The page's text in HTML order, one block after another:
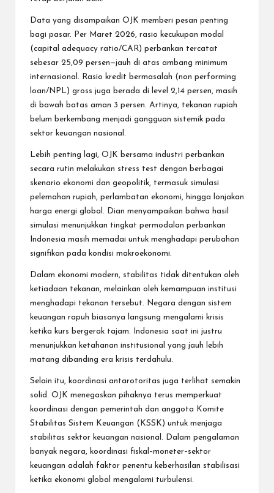
Data yang disampaikan OJK memberi pesan penting
bagi pasar. Per Maret 2026, rasio kecukupan modal
(capital adequacy ratio/CAR) perbankan tercatat
sebesar 25,09 persen—jauh di atas ambang minimum
internasional. Rasio kredit bermasalah (non performing
loan/NPL) gross juga berada di level 2,14 persen, masih
di bawah batas aman 3 persen. Artinya, tekanan rupiah
belum berkembang menjadi gangguan sistemik pada
sektor keuangan nasional.
Lebih penting lagi, OJK bersama industri perbankan
secara rutin melakukan stress test dengan berbagai
skenario ekonomi dan geopolitik, termasuk simulasi
pelemahan rupiah, perlambatan ekonomi, hingga lonjakan
harga energi global. Dian menyampaikan bahwa hasil
simulasi menunjukkan tingkat permodalan perbankan
Indonesia masih memadai untuk menghadapi perubahan
signifikan pada kondisi makroekonomi.
Dalam ekonomi modern, stabilitas tidak ditentukan oleh
ketiadaan tekanan, melainkan oleh kemampuan institusi
menghadapi tekanan tersebut. Negara dengan sistem
keuangan rapuh biasanya langsung mengalami krisis
ketika kurs bergerak tajam. Indonesia saat ini justru
menunjukkan ketahanan institusional yang jauh lebih
matang dibanding era krisis terdahulu.
Selain itu, koordinasi antarotoritas juga terlihat semakin
solid. OJK menegaskan pihaknya terus memperkuat
koordinasi dengan pemerintah dan anggota Komite
Stabilitas Sistem Keuangan (KSSK) untuk menjaga
stabilitas sektor keuangan nasional. Dalam pengalaman
banyak negara, koordinasi fiskal–moneter–sektor
keuangan adalah faktor penentu keberhasilan stabilisasi
ketika ekonomi global mengalami turbulensi.